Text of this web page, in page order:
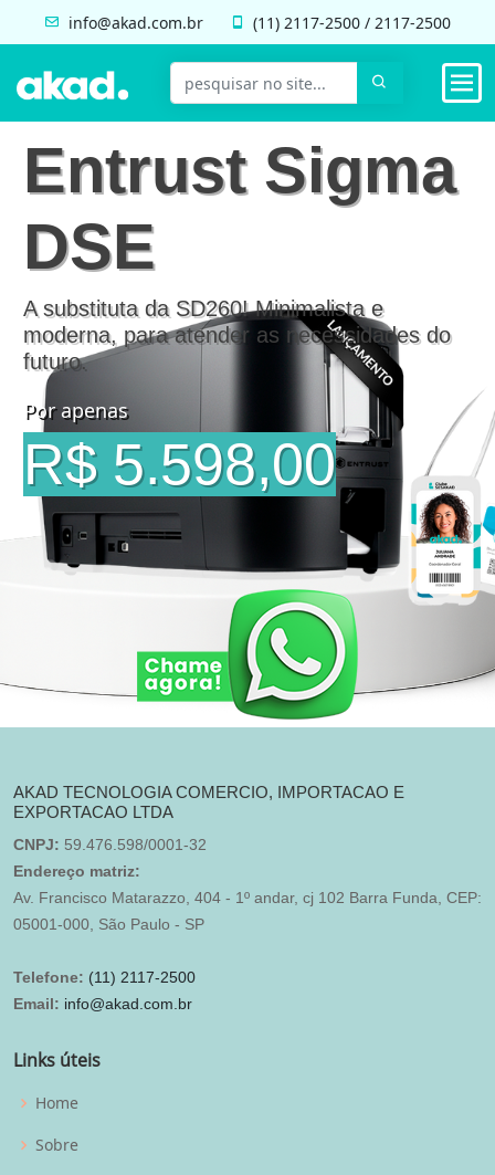
info@akad.com.br (11) 2117-2500 / 2117-2500
Entrust Sigma
DSE
A substituta da SD260! Minimalista e
moderna, para atender as necessidades do
futuro.
Por apenas
R$ 5.598,00
AKAD TECNOLOGIA COMERCIO, IMPORTACAO E
EXPORTACAO LTDA
CNPJ: 59.476.598/0001-32
Endereço matriz:
Av. Francisco Matarazzo, 404 - 1º andar, cj 102 Barra Funda, CEP:
05001-000, São Paulo - SP
Telefone: (11) 2117-2500
Email: info@akad.com.br
Links úteis
Home
Sobre